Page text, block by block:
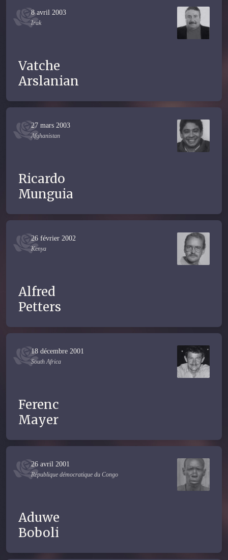
8 avril 2003
Irak
Vatche
Arslanian
27 mars 2003
Afghanistan
Ricardo
Munguia
26 février 2002
Kenya
Alfred
Petters
18 décembre 2001
South Africa
Ferenc
Mayer
26 avril 2001
République démocratique du Congo
Aduwe
Boboli